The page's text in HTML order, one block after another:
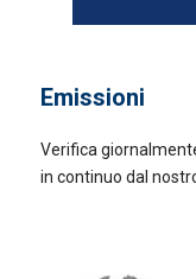
Emissioni
Verifica
in continuo dal